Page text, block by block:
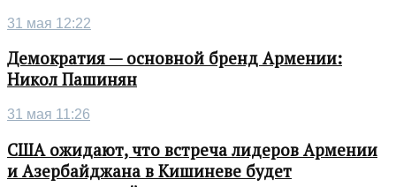
31 мая 12:22
Демократия — основной бренд Армении:
Никол Пашинян
31 мая 11:26
США ожидают, что встреча лидеров Армении
и Азербайджана в Кишиневе будет